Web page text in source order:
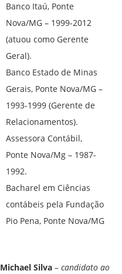
Banco Itaú, Ponte
Nova/MG – 1999-2012
(atuou como Gerente
Geral).
Banco Estado de Minas
Gerais, Ponte Nova/MG –
1993-1999 (Gerente de
Relacionamentos).
Assessora Contábil,
Ponte Nova/Mg – 1987-
1992.
Bacharel em Ciências
contábeis pela Fundação
Pio Pena, Ponte Nova/MG
Michael Silva – candidato ao